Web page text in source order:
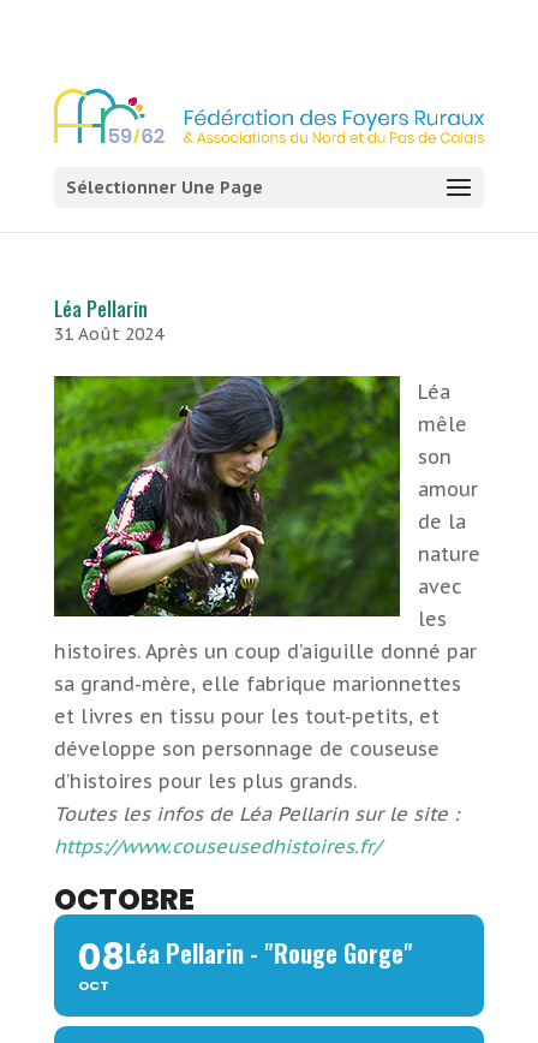
Sélectionner Une Page
Léa Pellarin
31 Août 2024
Léa
mêle
son
amour
de la
nature
avec
les
histoires. Après un coup d’aiguille donné par
sa grand-mère, elle fabrique marionnettes
et livres en tissu pour les tout-petits, et
développe son personnage de couseuse
d’histoires pour les plus grands.
Toutes les infos de Léa Pellarin sur le site :
https://www.couseusedhistoires.fr/
OCTOBRE
08
OCT
Léa Pellarin - "Rouge Gorge"